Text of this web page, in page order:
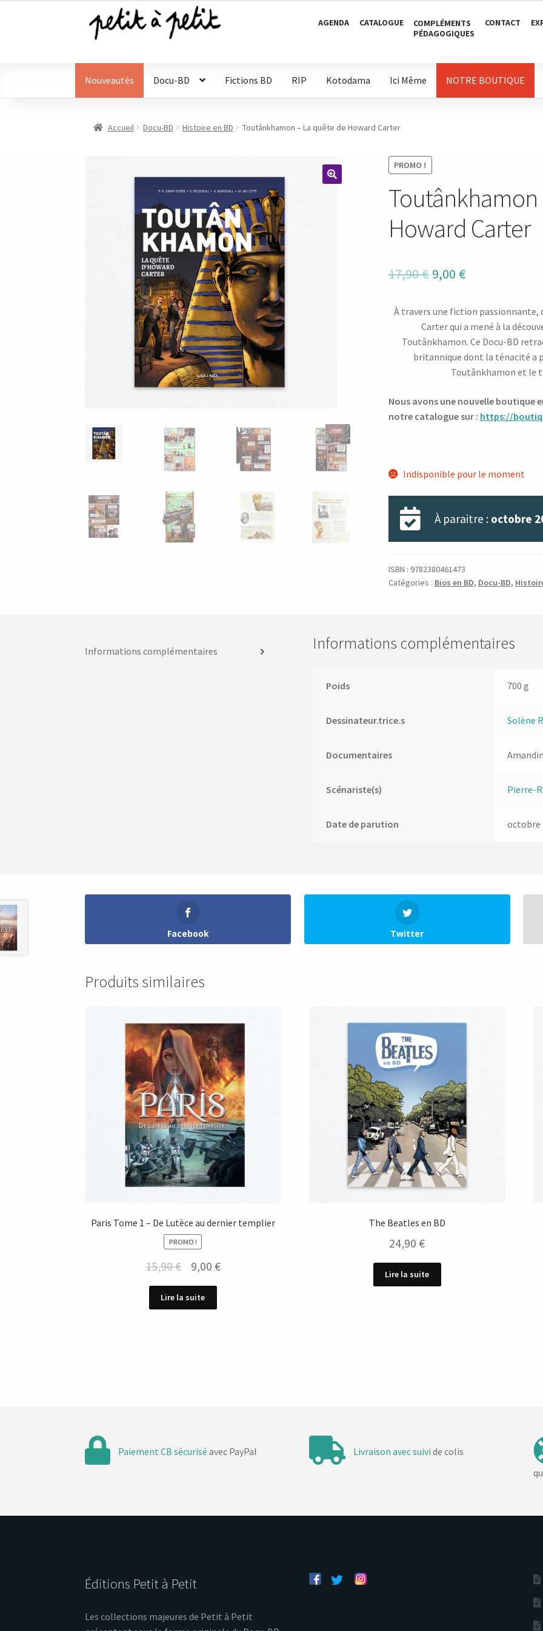
Aller
navigation
Aller
AGENDA CATALOGUE
COMPLÉMENTS
PÉDAGOGIQUES
CONTACT
Nouveautés Docu-BD Fictions BD RIP Kotodama Ici Même NOTRE BOUTIQUE
Accueil Docu-BD Histoire en BD Toutânkhamon – La quête de Howard Carter
PROMO !
Toutânkhamon
Howard Carter
17,90€ Le
initial
était :
17,90 €.
9,00 €Le
actuel
est :
9,00 €.
À travers une fiction passionnante,
Carter qui a mené à la
Toutânkhamon. Ce Docu-BD
britannique dont la ténacité a
Toutânkhamon et le
Nous avons une nouvelle boutique
notre catalogue sur : https://
Indisponible pour le moment
À paraitre : octobre
ISBN : 9782380461473
Catégories : Bios en BD, Docu-BD,
Informations complémentaires Informations complémentaires
Poids 700 g
Dessinateur.trice.s Solène
Documentaires
Scénariste(s) Pierre-
Date de parution octobre
Facebook Twitter
Produits similaires
Paris Tome 1 – De Lutèce au dernier templier
PROMO !
15,90€
Le
prix
initial
9,00 €Le
Lire la suite
The Beatles en BD
24,90 €
Lire la suite
Paiement CB sécurisé avec PayPal Livraison avec suivi de colis
Éditions Petit à Petit
Les collections majeures de Petit à Petit
était :est :